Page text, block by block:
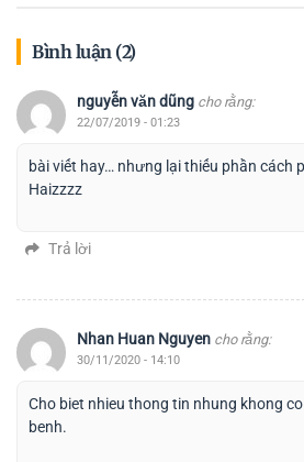
Bình luận (2)
nguyễn văn dũng cho rằng:
22/07/2019 - 01:23
bài viết hay… nhưng lại thiếu phần cách
Haizzzz
Trả lời
Nhan Huan Nguyen cho rằng:
30/11/2020 - 14:10
Cho biet nhieu thong tin nhung khong
benh.